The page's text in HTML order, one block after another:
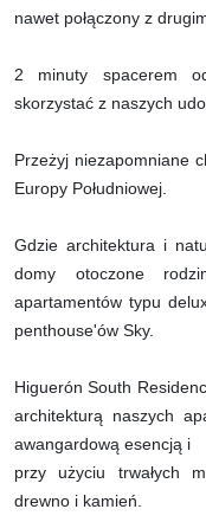
nawet połączony z
2 minuty spacerem
skorzystać z naszych
Przeżyj niezapomniane
Europy Południowej.
Gdzie architektura i
domy otoczone
apartamentów typu
penthouse'ów Sky.
Higuerón South
architekturą naszych
awangardową esencją i
przy użyciu trwałych
drewno i kamień.